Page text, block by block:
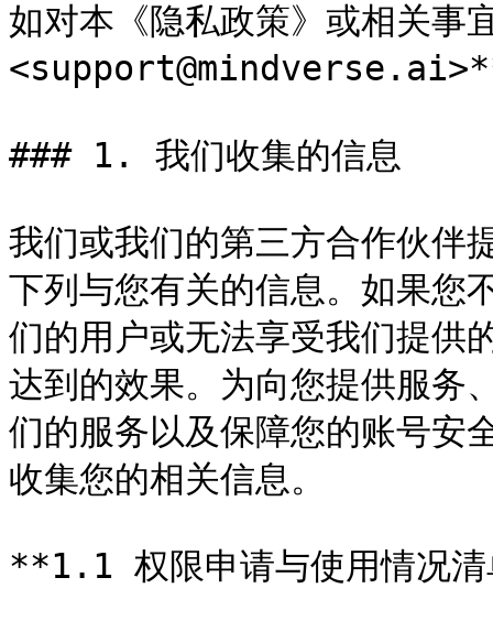
如对本《隐私政策》或相关
### 1. 我们收集的信息
我们或我们的第三方合作伙伴
下列与您有关的信息。如果您
们的用户或无法享受我们提供
达到的效果。为向您提供服务
们的服务以及保障您的账号安
收集您的相关信息。
**1.1 权限申请与使用情况